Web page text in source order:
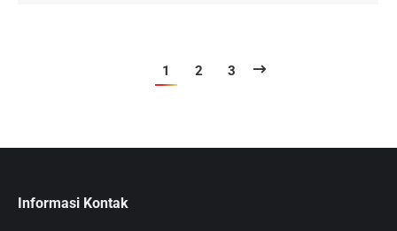
1 2 3
Informasi Kontak